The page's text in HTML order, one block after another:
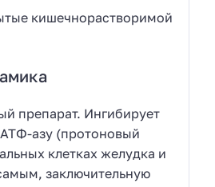
кишечнорастворимой
препарат. Ингибирует
азу (протоновый
клетках желудка и
заключительную